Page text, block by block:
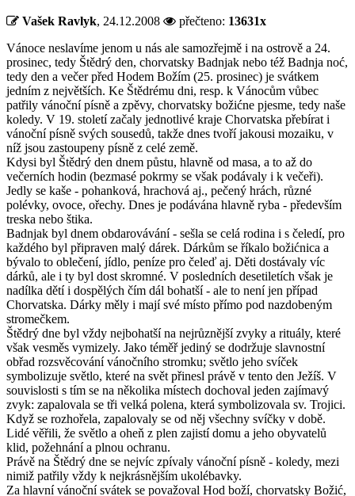
Vašek Ravlyk, 24.12.2008 přečteno: 13631x
Vánoce neslavíme jenom u nás ale samozřejmě i na ostrově a 24.
prosinec, tedy Štědrý den, chorvatsky Badnjak nebo též Badnja noć,
tedy den a večer před Hodem Božím (25. prosinec) je svátkem
jedním z největších. Ke Štědrému dni, resp. k Vánocům vůbec
patřily vánoční písně a zpěvy, chorvatsky božićne pjesme, tedy naše
koledy. V 19. století začaly jednotlivé kraje Chorvatska přebírat i
vánoční písně svých sousedů, takže dnes tvoří jakousi mozaiku, v
níž jsou zastoupeny písně z celé země.
Kdysi byl Štědrý den dnem půstu, hlavně od masa, a to až do
večerních hodin (bezmasé pokrmy se však podávaly i k večeři).
Jedly se kaše - pohanková, hrachová aj., pečený hrách, různé
polévky, ovoce, ořechy. Dnes je podávána hlavně ryba - především
treska nebo štika.
Badnjak byl dnem obdarovávání - sešla se celá rodina i s čeledí, pro
každého byl připraven malý dárek. Dárkům se říkalo božićnica a
bývalo to oblečení, jídlo, peníze pro čeleď aj. Děti dostávaly víc
dárků, ale i ty byl dost skromné. V posledních desetiletích však je
nadílka dětí i dospělých čím dál bohatší - ale to není jen případ
Chorvatska. Dárky měly i mají své místo přímo pod nazdobeným
stromečkem.
Štědrý dne byl vždy nejbohatší na nejrůznější zvyky a rituály, které
však vesměs vymizely. Jako téměř jediný se dodržuje slavnostní
obřad rozsvěcování vánočního stromku; světlo jeho svíček
symbolizuje světlo, které na svět přinesl právě v tento den Ježíš. V
souvislosti s tím se na několika místech dochoval jeden zajímavý
zvyk: zapalovala se tři velká polena, která symbolizovala sv. Trojici.
Když se rozhořela, zapalovaly se od něj všechny svíčky v době.
Lidé věřili, že světlo a oheň z plen zajistí domu a jeho obyvatelů
klid, požehnání a plnou ochranu.
Právě na Štědrý dne se nejvíc zpívaly vánoční písně - koledy, mezi
nimiž patřily vždy k nejkrásnějším ukolébavky.
Za hlavní vánoční svátek se považoval Hod boží, chorvatsky Božić,